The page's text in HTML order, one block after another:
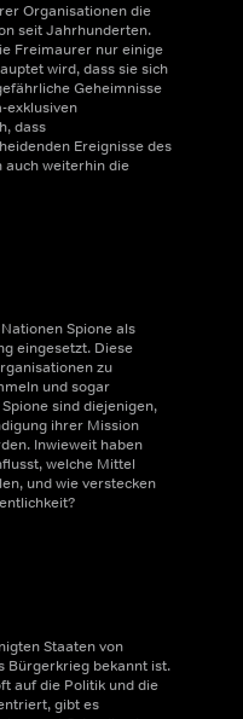
Organisationen die
seit Jahrhunderten.
Freimaurer nur einige
wird, dass sie sich
Geheimnisse
exklusiven
dass
Ereignisse des
auch weiterhin die
Spione als
eingesetzt. Diese
zu
und sogar
sind diejenigen,
ihrer Mission
Inwieweit haben
welche Mittel
und wie verstecken
Staaten von
Bürgerkrieg bekannt ist.
auf die Politik und die
gibt es